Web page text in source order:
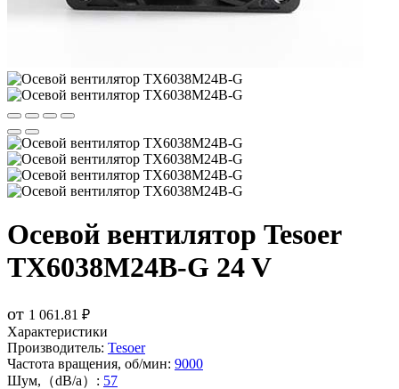
Осевой вентилятор Tesoer
TX6038M24B-G 24 V
от 1 061.81 ₽
Характеристики
Производитель: Tesoer
Частота вращения, об/мин: 9000
Шум,（dB/a）: 57